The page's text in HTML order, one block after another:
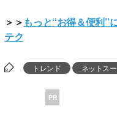
＞＞ もっと“お得＆便利
テク
トレンド ネットス
PR